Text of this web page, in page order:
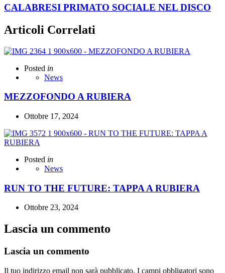
CALABRESI PRIMATO SOCIALE NEL DISCO
Articoli Correlati
Posted in
News
MEZZOFONDO A RUBIERA
Ottobre 17, 2024
Posted in
News
RUN TO THE FUTURE: TAPPA A RUBIERA
Ottobre 23, 2024
Lascia un commento
Lascia un commento
Il tuo indirizzo email non sarà pubblicato. I campi obbligatori sono